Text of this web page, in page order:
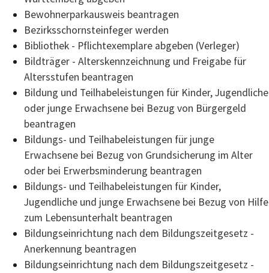
Bewohnerparkausweis beantragen
Bezirksschornsteinfeger werden
Bibliothek - Pflichtexemplare abgeben (Verleger)
Bildträger - Alterskennzeichnung und Freigabe für
Altersstufen beantragen
Bildung und Teilhabeleistungen für Kinder, Jugendliche
oder junge Erwachsene bei Bezug von Bürgergeld
beantragen
Bildungs- und Teilhabeleistungen für junge
Erwachsene bei Bezug von Grundsicherung im Alter
oder bei Erwerbsminderung beantragen
Bildungs- und Teilhabeleistungen für Kinder,
Jugendliche und junge Erwachsene bei Bezug von Hilfe
zum Lebensunterhalt beantragen
Bildungseinrichtung nach dem Bildungszeitgesetz -
Anerkennung beantragen
Bildungseinrichtung nach dem Bildungszeitgesetz -